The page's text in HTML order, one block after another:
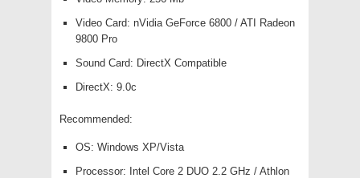
Video Card: nVidia GeForce 6800 / ATI Radeon
9800 Pro
Sound Card: DirectX Compatible
DirectX: 9.0c
Recommended:
OS: Windows XP/Vista
Processor: Intel Core 2 DUO 2.2 GHz / Athlon